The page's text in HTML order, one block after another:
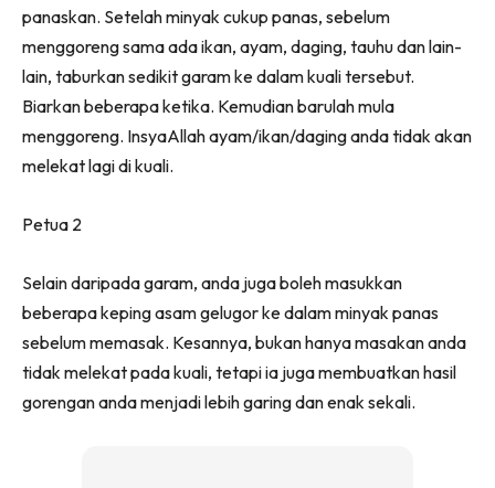
panaskan. Setelah minyak cukup panas, sebelum
menggoreng sama ada ikan, ayam, daging, tauhu dan lain-
lain, taburkan sedikit garam ke dalam kuali tersebut.
Biarkan beberapa ketika. Kemudian barulah mula
menggoreng. InsyaAllah ayam/ikan/daging anda tidak akan
melekat lagi di kuali.
Petua 2
Selain daripada garam, anda juga boleh masukkan
beberapa keping asam gelugor ke dalam minyak panas
sebelum memasak. Kesannya, bukan hanya masakan anda
tidak melekat pada kuali, tetapi ia juga membuatkan hasil
gorengan anda menjadi lebih garing dan enak sekali.